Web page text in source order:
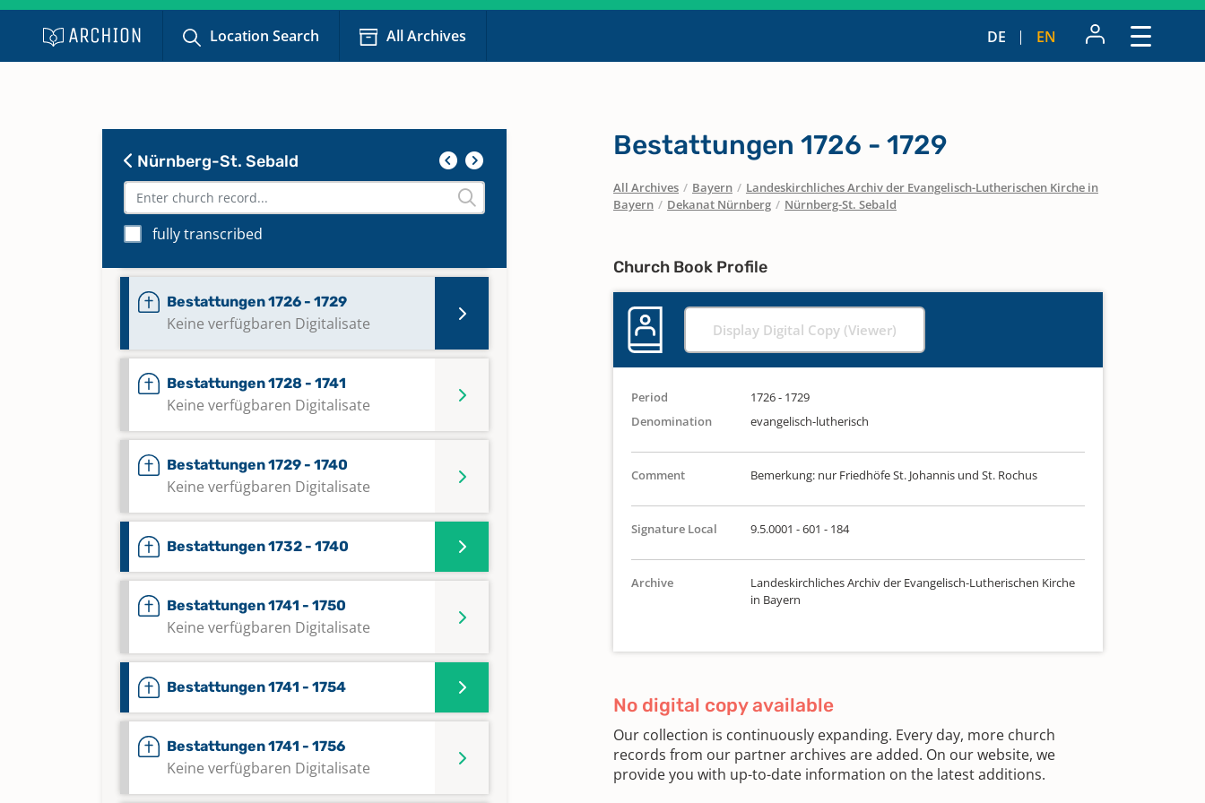
Location Search All Archives DE EN
Nürnberg-St. Sebald
fully transcribed
Keine verfügbaren Digitalisate
Bestattungen 1725 - 1732, 1763 - 1773
Keine verfügbaren Digitalisate
Bestattungen 1726 - 1729
Keine verfügbaren Digitalisate
Bestattungen 1728 - 1741
Keine verfügbaren Digitalisate
Bestattungen 1729 - 1740
Keine verfügbaren Digitalisate
Bestattungen 1732 - 1740
Bestattungen 1741 - 1750
Keine verfügbaren Digitalisate
Bestattungen 1741 - 1754
Bestattungen 1741 - 1756
Keine verfügbaren Digitalisate
Bestattungen 1726 - 1729
All Archives / Bayern / Landeskirchliches Archiv der Evangelisch-Lutherischen Kirche in
Bayern / Dekanat Nürnberg / Nürnberg-St. Sebald
Church Book Profile
Display Digital Copy (Viewer)
Period
1726 - 1729
Denomination
evangelisch-lutherisch
Comment Bemerkung: nur Friedhöfe St. Johannis und St. Rochus
Signature Local 9.5.0001 - 601 - 184
Archive
Landeskirchliches Archiv der Evangelisch-Lutherischen Kirche
in Bayern
No digital copy available
Our collection is continuously expanding. Every day, more church
records from our partner archives are added. On our website, we
provide you with up-to-date information on the latest additions.